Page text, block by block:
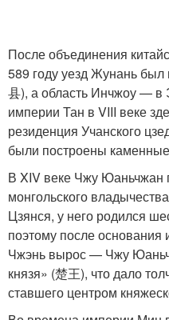
После объединения
589 году уезд Жунань
县), а область Инчжоу —
империи Тан в VIII веке
резиденция Учанского
были построены
В XIV веке Чжу Юаньчжан
монгольского
Цзянся, у него родился
поэтому после
Чжэнь вырос — Чжу
князя» (楚王), что дало
ставшего центром